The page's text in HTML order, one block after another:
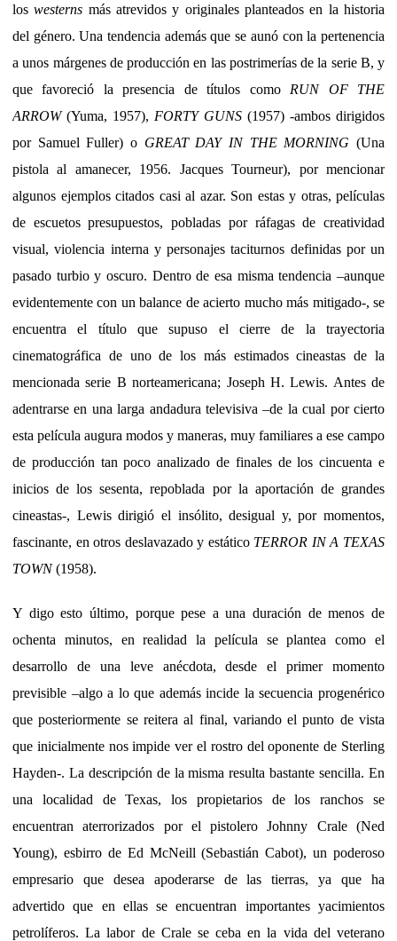
loswesterns más atrevidos y originales planteados en la historia
del género. Una tendencia además que se aunó con la pertenencia
a unos márgenes de producción en las postrimerías de la serie B, y
que favoreció la presencia de títulos como RUN OF THE
ARROW(Yuma, 1957), FORTY GUNS (1957) -ambos dirigidos
por Samuel Fuller) o GREAT DAY IN THE MORNING (Una
pistola al amanecer, 1956. Jacques Tourneur), por mencionar
algunos ejemplos citados casi al azar. Son estas y otras, películas
de escuetos presupuestos, pobladas por ráfagas de creatividad
visual, violencia interna y personajes taciturnos definidas por un
pasado turbio y oscuro. Dentro de esa misma tendencia –aunque
evidentemente con un balance de acierto mucho más mitigado-, se
encuentra el título que supuso el cierre de la trayectoria
cinematográfica de uno de los más estimados cineastas de la
mencionada serie B norteamericana; Joseph H. Lewis. Antes de
adentrarse en una larga andadura televisiva –de la cual por cierto
esta película augura modos y maneras, muy familiares a ese campo
de producción tan poco analizado de finales de los cincuenta e
inicios de los sesenta, repoblada por la aportación de grandes
cineastas-, Lewis dirigió el insólito, desigual y, por momentos,
fascinante, en otros deslavazado y estático TERROR IN A TEXAS
TOWN(1958).
Y digo esto último, porque pese a una duración de menos de
ochenta minutos, en realidad la película se plantea como el
desarrollo de una leve anécdota, desde el primer momento
previsible –algo a lo que además incide la secuencia progenérico
que posteriormente se reitera al final, variando el punto de vista
que inicialmente nos impide ver el rostro del oponente de Sterling
Hayden-. La descripción de la misma resulta bastante sencilla. En
una localidad de Texas, los propietarios de los ranchos se
encuentran aterrorizados por el pistolero Johnny Crale (Ned
Young), esbirro de Ed McNeill (Sebastián Cabot), un poderoso
empresario que desea apoderarse de las tierras, ya que ha
advertido que en ellas se encuentran importantes yacimientos
petrolíferos. La labor de Crale se ceba en la vida del veterano